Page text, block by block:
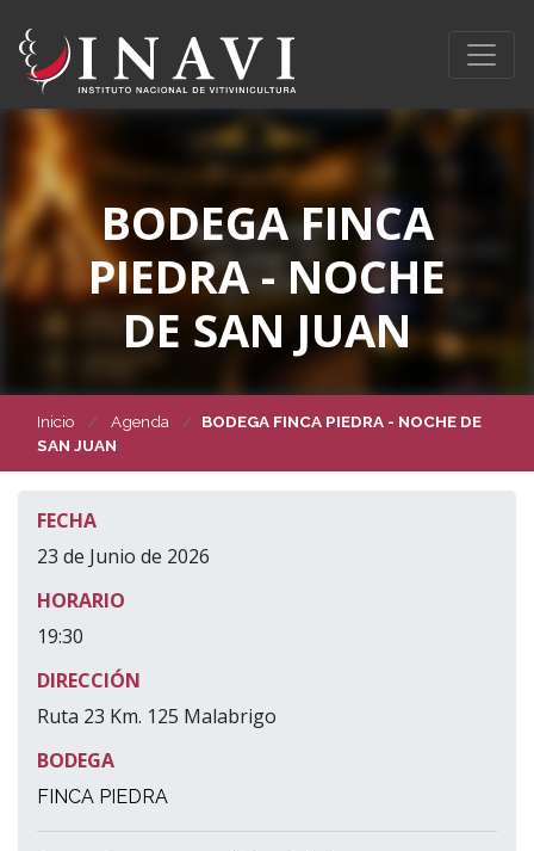
BODEGA FINCA
PIEDRA - NOCHE
DE SAN JUAN
Inicio Agenda
BODEGA FINCA PIEDRA - NOCHE DE
SAN JUAN
FECHA
23 de Junio de 2026
HORARIO
19:30
DIRECCIÓN
Ruta 23 Km. 125 Malabrigo
BODEGA
FINCA PIEDRA